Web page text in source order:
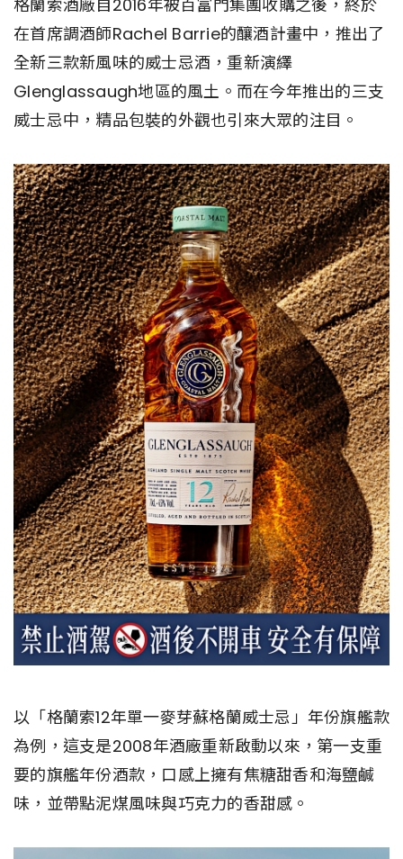
格蘭索酒廠自2016年被百富門集團收購之後，終於
在首席調酒師Rachel Barrie的釀酒計畫中，推出了
全新三款新風味的威士忌酒，重新演繹
Glenglassaugh地區的風土。而在今年推出的三支
威士忌中，精品包裝的外觀也引來大眾的注目。
以「格蘭索12年單一麥芽蘇格蘭威士忌」年份旗艦款
為例，這支是2008年酒廠重新啟動以來，第一支重
要的旗艦年份酒款，口感上擁有焦糖甜香和海鹽鹹
味，並帶點泥煤風味與巧克力的香甜感。